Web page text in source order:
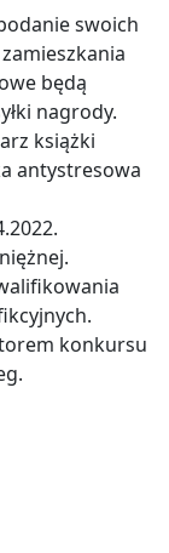
swoich
będą
nagrody.
książki
antystresowa
konkursu